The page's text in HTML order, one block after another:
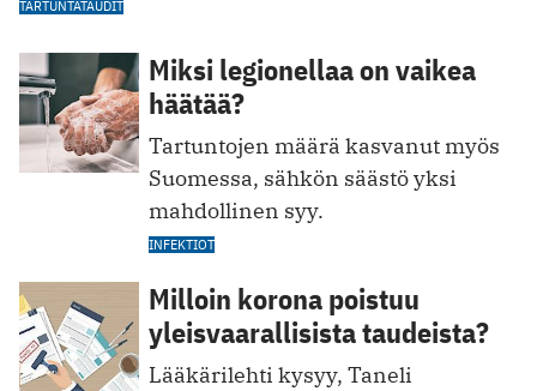
TARTUNTATAUDIT
Miksi legionellaa on vaikea
häätää?
Tartuntojen määrä kasvanut myös
Suomessa, sähkön säästö yksi
mahdollinen syy.
INFEKTIOT
Milloin korona poistuu
yleisvaarallisista taudeista?
Lääkärilehti kysyy, Taneli